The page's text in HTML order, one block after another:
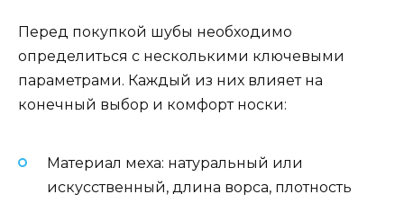
Перед покупкой шубы необходимо
определиться с несколькими ключевыми
параметрами. Каждый из них влияет на
конечный выбор и комфорт носки:
Материал меха: натуральный или
искусственный, длина ворса, плотность